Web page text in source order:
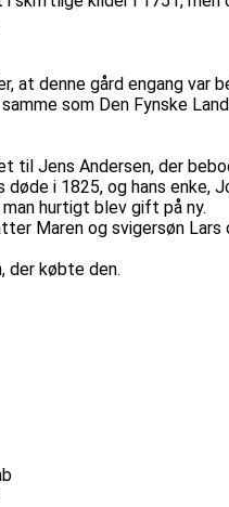
at denne gård engang
som Den Fynske
Jens Andersen, der
i 1825, og hans
hurtigt blev gift på ny.
Maren og svigersøn
der købte den.